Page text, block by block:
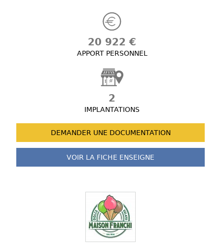
20 922 €
APPORT PERSONNEL
2
IMPLANTATIONS
DEMANDER UNE DOCUMENTATION
VOIR LA FICHE ENSEIGNE